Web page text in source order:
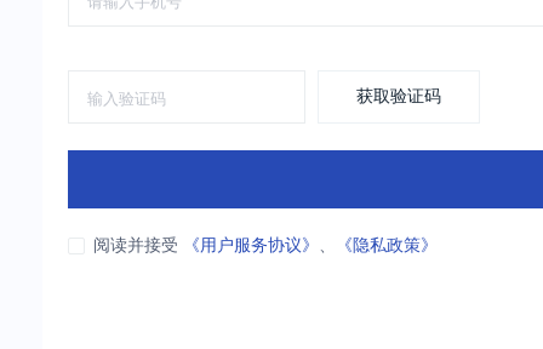
获取验证码
阅读并接受 《用户服务协议》 、 《隐私政策》